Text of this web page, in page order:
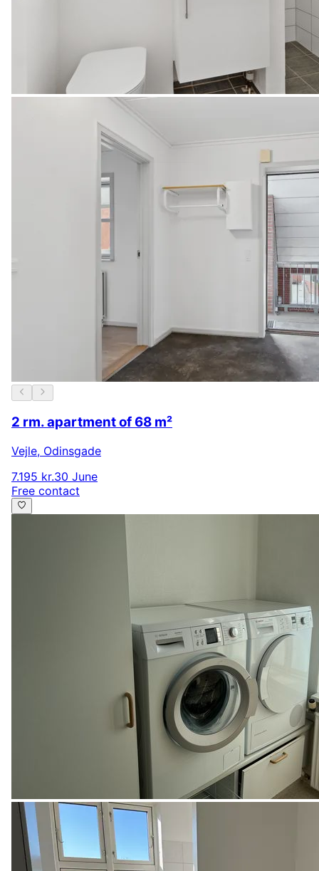
2 rm. apartment of 68 m²
Vejle, Odinsgade
7.195 kr.30 June
Free contact